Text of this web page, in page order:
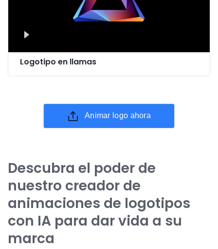
Logotipo en llamas
Animar logo ahora
Descubra el poder de
nuestro creador de
animaciones de logotipos
con IA para dar vida a su
marca